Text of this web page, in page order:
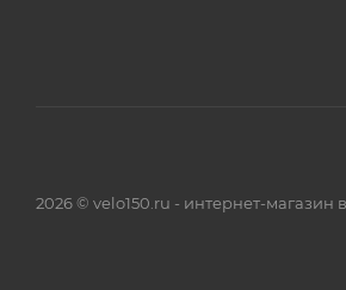
2026 © velo150.ru - интернет-магазин